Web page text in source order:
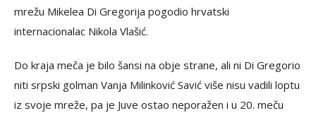
mrežu Mikelea Di Gregorija pogodio hrvatski
internacionalac Nikola Vlašić.
Do kraja meča je bilo šansi na obje strane, ali ni Di Gregorio
niti srpski golman Vanja Milinković Savić više nisu vadili loptu
iz svoje mreže, pa je Juve ostao neporažen i u 20. meču